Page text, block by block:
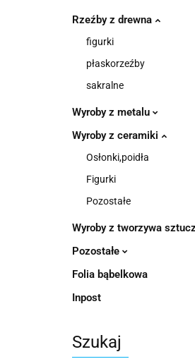
Rzeźby z drewna
figurki
płaskorzeźby
sakralne
Wyroby z metalu
Wyroby z ceramiki
Osłonki,poidła
Figurki
Pozostałe
Wyroby z tworzywa
Pozostałe
Folia bąbelkowa
Inpost
Szukaj